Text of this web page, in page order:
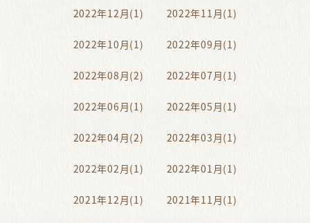
2022年12月(1) 2022年11月(1)
2022年10月(1) 2022年09月(1)
2022年08月(2) 2022年07月(1)
2022年06月(1) 2022年05月(1)
2022年04月(2) 2022年03月(1)
2022年02月(1) 2022年01月(1)
2021年12月(1) 2021年11月(1)